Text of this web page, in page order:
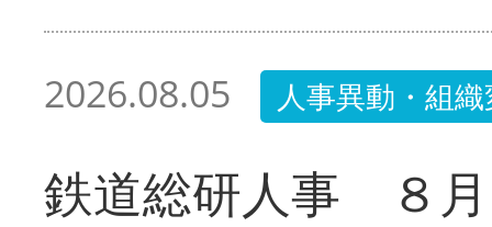
2026.08.05 人事異動・組
鉄道総研人事 ８